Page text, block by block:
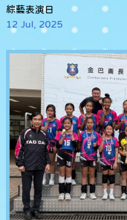
綜藝表演日
12 Jul, 2025